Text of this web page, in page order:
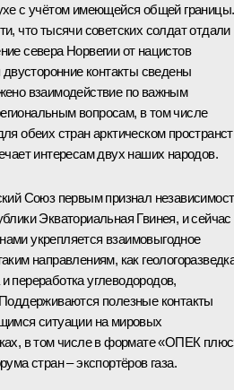
с учётом имеющейся общей границы.
что тысячи советских солдат отдали
севера Норвегии от нацистов
двусторонние контакты сведены
взаимодействие по важным
вопросам, в том числе
обеих стран арктическом
интересам двух наших народов.
Союз первым признал
Экваториальная Гвинея, и сейчас
укрепляется взаимовыгодное
направлениям, как
переработка углеводородов,
полезные контакты
ситуации на мировых
в том числе в формате «ОПЕК
стран – экспортёров газа.